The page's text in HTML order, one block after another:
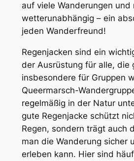
auf viele Wanderungen und
wetterunabhängig – ein
jeden Wanderfreund!
Regenjacken sind ein
der Ausrüstung für alle, die
insbesondere für Gruppen
Queermarsch-
regelmäßig in der Natur
gute Regenjacke schützt
Regen, sondern trägt auch
man die Wanderung sicher
erleben kann. Hier sind